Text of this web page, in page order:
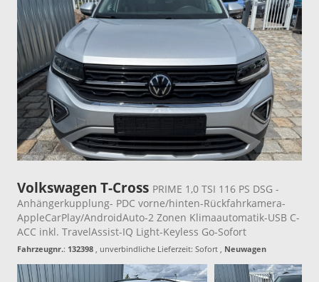
Volkswagen T-Cross PRIME 1,0 TSI 116 PS DSG -
Anhängerkupplung- PDC vorne/hinten-Rückfahrkamera-
AppleCarPlay/AndroidAuto-2 Zonen Klimaautomatik-USB C-
ACC inkl. TravelAssist-IQ Light-Keyless Go-Sofort
Fahrzeugnr.: 132398 , unverbindliche Lieferzeit: Sofort , Neuwagen